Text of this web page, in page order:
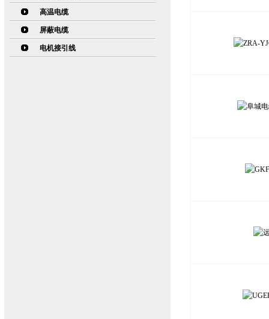
高温电缆
屏蔽电缆
电机接引线